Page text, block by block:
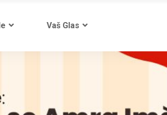
Vaš Glas